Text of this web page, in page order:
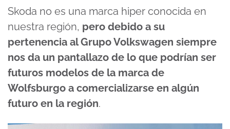
Skoda no es una marca hiper conocida en
nuestra región, pero debido a su
pertenencia al Grupo Volkswagen siempre
nos da un pantallazo de lo que podrían ser
futuros modelos de la marca de
Wolfsburgo a comercializarse en algún
futuro en la región.